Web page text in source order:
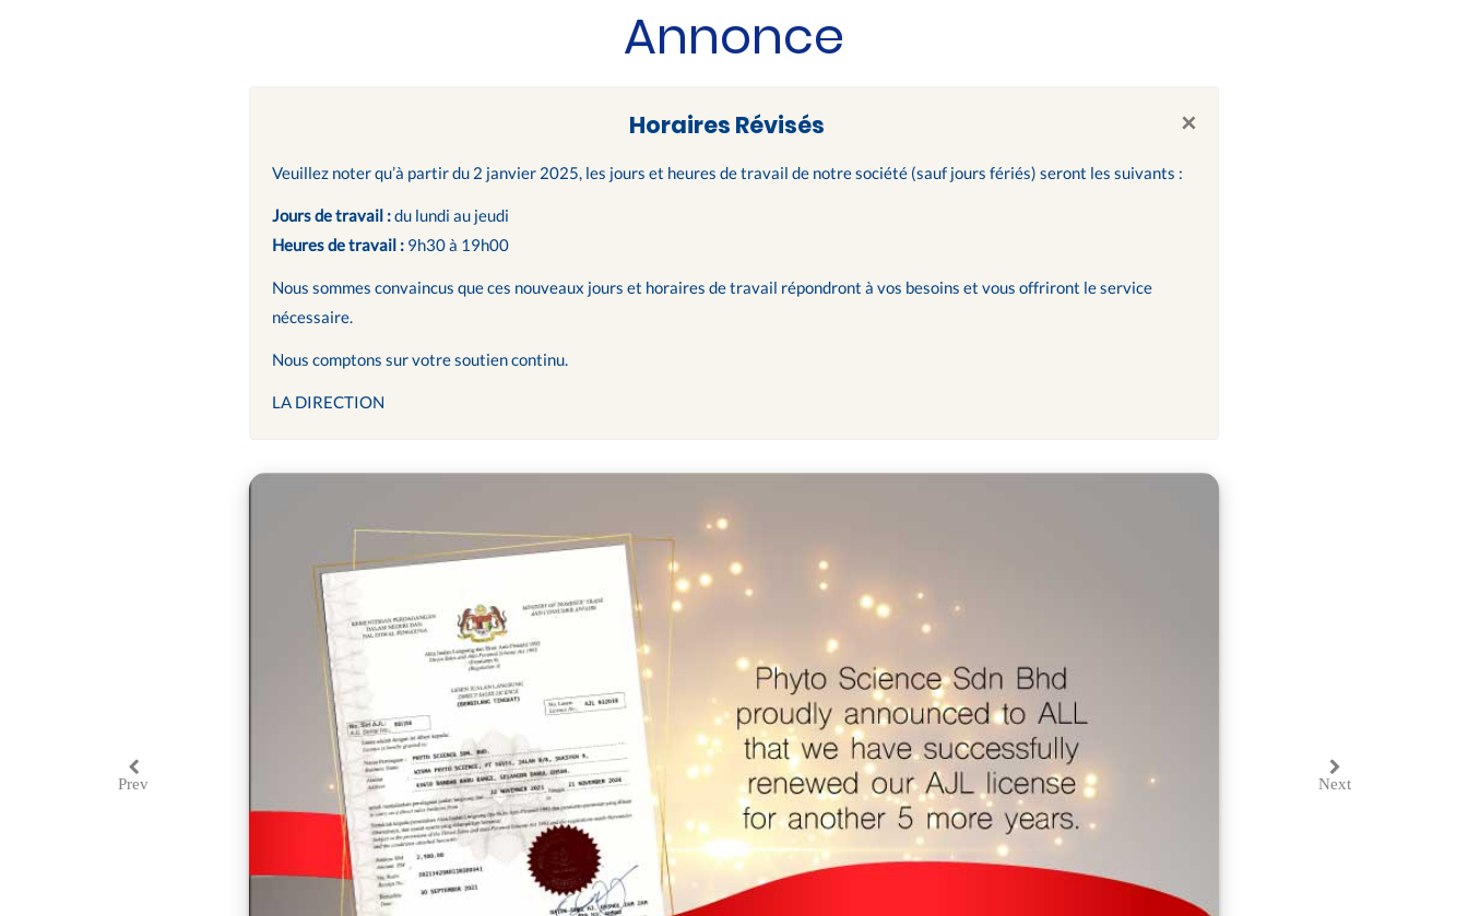
Annonce
×
Horaires Révisés
Veuillez noter qu’à partir du 2 janvier 2025, les jours et heures de travail de notre société (sauf jours fériés) seront les suivants :
Jours de travail :du lundi au jeudi
Heures de travail : 9h30 à 19h00
Nous sommes convaincus que ces nouveaux jours et horaires de travail répondront à vos besoins et vous offriront le service
nécessaire.
Nous comptons sur votre soutien continu.
LA DIRECTION
PrevPrevious Next
Next